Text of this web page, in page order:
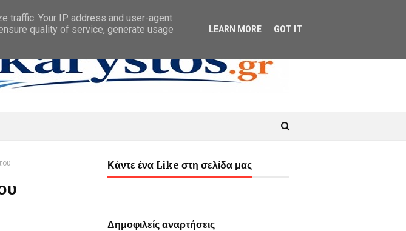
Κάντε ένα Like στη σελίδα μας
Δημοφιλείς αναρτήσεις
traffic. Your IP address and user-agent
quality of service, generate usage
LEARN MORE GOT IT